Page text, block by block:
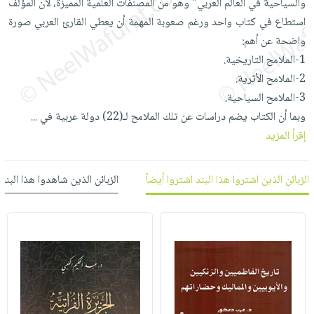
العناية
بالأسنان
الحمية
والتغذية
أدوات
المائدة
الأوعية
والتخزين
أدوات
المطبخ
الأكثر
مبيعاً
العودة
للمدارس
اكسسوارات
كتب
اكسسوارات
اكسسوارات
ملابس
مطرزات
حقائب
عناية
بالذات
شحن
مجاني
بنود
مختارة
اشتراكات
كل
الاشتراكات
iKitab
بلا
بحث
متقدم
نيل
وفرات
عن
سياسةلائحة
والسياحية في العالم العربي" وهو من المصنفات العلمية المميزة، لان المؤلف
استطاع في كتاب واحد ورغم صعوبة المهمة أن يعطي القارئ العربي صورة
واضحة عن أهم:
1-الملامح التاريخية.
2-الملامح الأثرية.
3-الملامح السياحية.
وبما أن الكتاب يضم دراسات عن تلك الملامح لـ(22) دولة عربية في
...
إقرأ المزيد
الزبائن الذين اشتروا هذا البند اشتروا أيضاً الزبائن الذين شاهدوا هذا